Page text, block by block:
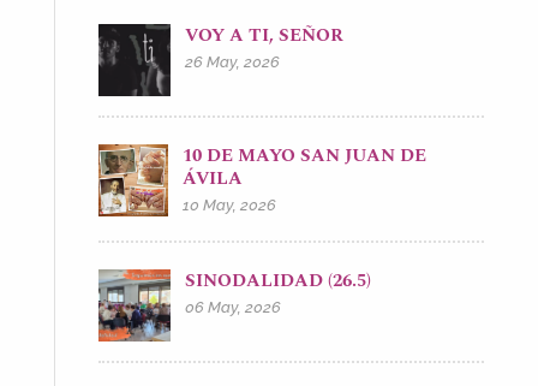
VOY A TI, SEÑOR
26 May, 2026
10 DE MAYO SAN JUAN DE
ÁVILA
10 May, 2026
SINODALIDAD (26.5)
06 May, 2026